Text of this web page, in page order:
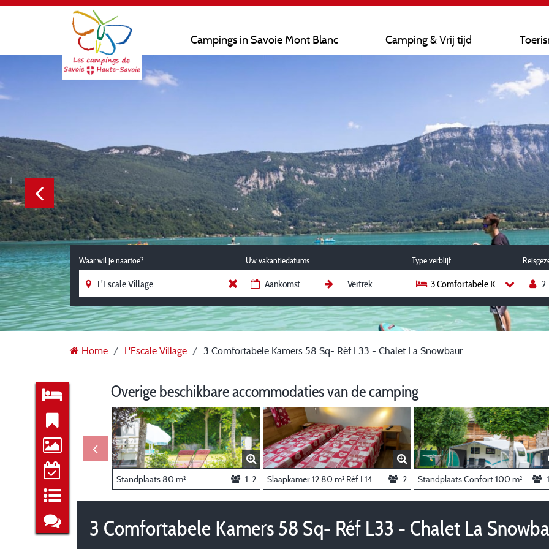
Campings in Savoie Mont Blanc Camping & Vrij tijd
Waar wil je naartoe? Uw vakantiedatums Type verblijf
3
Home L'Escale Village 3 Comfortabele Kamers 58 Sq- Réf L33 - Chalet La Snowbaur
Overige beschikbare accommodaties van de camping
Standplaats 80 m² 1-2 Slaapkamer 12.80 m² Réf L14 2 Standplaats Confort 100 m²
3 Comfortabele Kamers 58 Sq- Réf L33 - Chalet La